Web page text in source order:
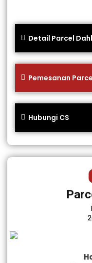
Detail Parcel
Pemesanan
Hubungi CS